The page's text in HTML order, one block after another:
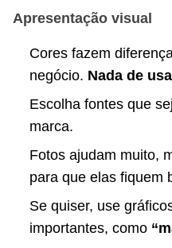
Apresentação visual
Cores fazem
negócio. Nada de
Escolha fontes que
marca.
Fotos ajudam muito,
para que elas fiquem
Se quiser, use
importantes, como